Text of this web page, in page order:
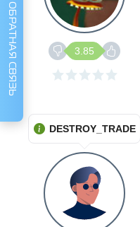
3.85
DESTROY_TRADE
ОБРАТНАЯ СВЯЗЬ